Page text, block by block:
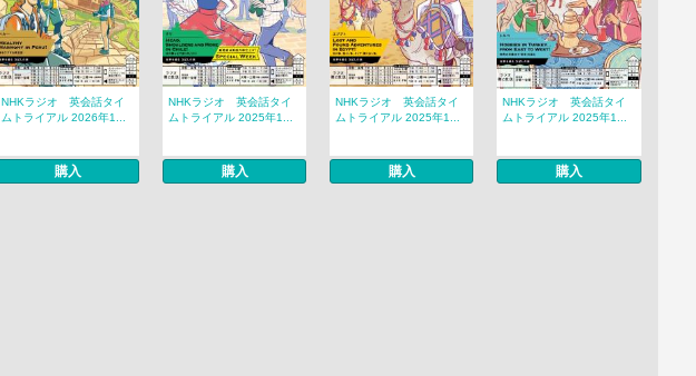
NHKラジオ 英会話タイ
ムトライアル 2026年1...
購入
NHKラジオ 英会話タイ
ムトライアル 2025年1...
購入
NHKラジオ 英会話タイ
ムトライアル 2025年1...
購入
NHKラジオ 英会話タイ
ムトライアル 2025年1...
購入